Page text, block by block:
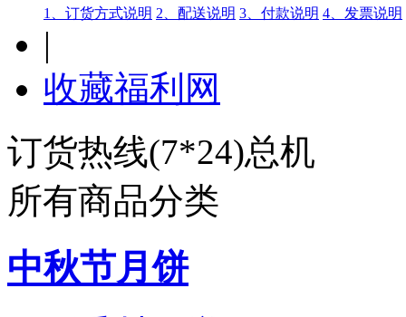
1、订货方式说明 2、配送说明 3、付款说明 4、发票说明
|
收藏福利网
订货热线(7*24)总机
所有商品分类
中秋节月饼